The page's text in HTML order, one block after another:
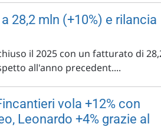
28,2 mln (+10%) e rilancia
il 2025 con un fatturato di
all'anno precedent....
vola +12% con
Leonardo +4% grazie al